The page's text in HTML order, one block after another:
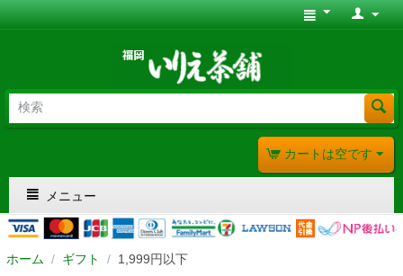
カートは空です
メニュー
ホーム / ギフト / 1,999円以下